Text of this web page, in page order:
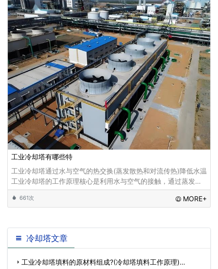
工业冷却塔有哪些特
工业冷却塔通过水与空气的热交换(蒸发散热和对流传热)降低水温
工业冷却塔的工作原理核心是利用水与空气的接触，通过蒸发散
热和对流传热来降低循环水的温度‌。具体过程如下：热水循环‌：
工业设备产生的热水通过水泵输送到
661次 MORE+
冷却塔文章
工业冷却塔填料的原材料组成?(冷却塔填料工作原理)…